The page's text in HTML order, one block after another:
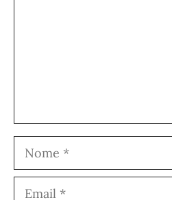
Nome
Email